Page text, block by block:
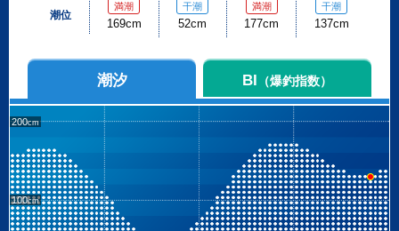
潮位
満潮
169cm
干潮
52cm
満潮
177cm
干潮
137cm
潮汐 BI （爆釣指数）
200
100